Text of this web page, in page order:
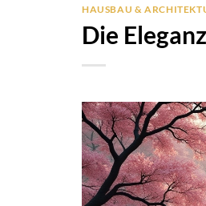
HAUSBAU &
Die